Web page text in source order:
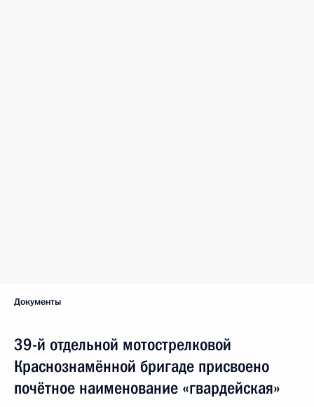
Документы
39-й отдельной мотострелковой
Краснознамённой бригаде присвоено
почётное наименование «гвардейская»